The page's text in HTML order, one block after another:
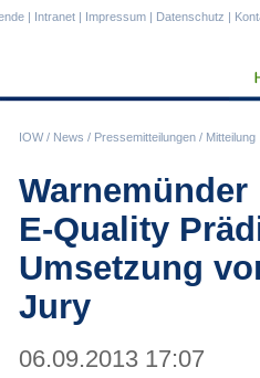
IOW/ News / Pressemitteilungen / Mitteilung
| Intranet | Impressum | Datenschutz |
E-Quality
Umsetzung
Jury
06.09.2013 17:07